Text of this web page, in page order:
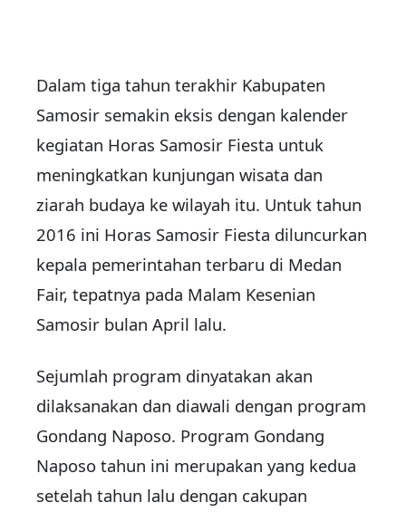
Dalam tiga tahun terakhir Kabupaten
Samosir semakin eksis dengan kalender
kegiatan Horas Samosir Fiesta untuk
meningkatkan kunjungan wisata dan
ziarah budaya ke wilayah itu. Untuk tahun
2016 ini Horas Samosir Fiesta diluncurkan
kepala pemerintahan terbaru di Medan
Fair, tepatnya pada Malam Kesenian
Samosir bulan April lalu.
Sejumlah program dinyatakan akan
dilaksanakan dan diawali dengan program
Gondang Naposo. Program Gondang
Naposo tahun ini merupakan yang kedua
setelah tahun lalu dengan cakupan